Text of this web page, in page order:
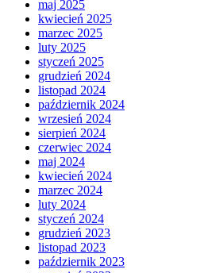
maj 2025
kwiecień 2025
marzec 2025
luty 2025
styczeń 2025
grudzień 2024
listopad 2024
październik 2024
wrzesień 2024
sierpień 2024
czerwiec 2024
maj 2024
kwiecień 2024
marzec 2024
luty 2024
styczeń 2024
grudzień 2023
listopad 2023
październik 2023